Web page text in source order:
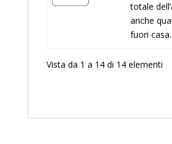
totale
anche
fuori casa.
Vista da 1 a 14 di 14 elementi